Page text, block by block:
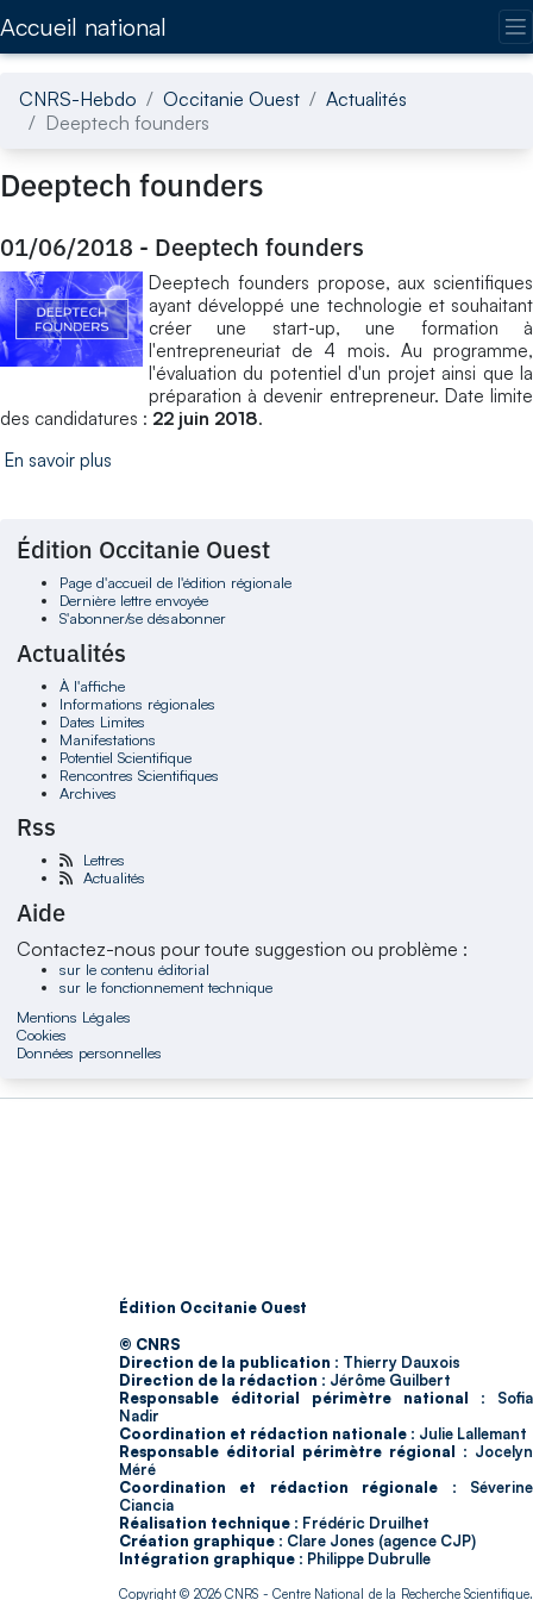
Accueil national
CNRS-Hebdo Occitanie Ouest
Actualités
Deeptech founders
Deeptech founders
01/06/2018 - Deeptech founders
Deeptech founders propose, aux scientifiques
ayant développé une technologie et souhaitant
créer une start-up, une formation à
l'entrepreneuriat de 4 mois. Au programme,
l'évaluation du potentiel d'un projet ainsi que la
préparation à devenir entrepreneur. Date limite
des candidatures : 22 juin 2018.
En savoir plus
Édition Occitanie Ouest
Page d'accueil de l'édition régionale
Dernière lettre envoyée
S'abonner/se désabonner
Actualités
À l'affiche
Informations régionales
Dates Limites
Manifestations
Potentiel Scientifique
Rencontres Scientifiques
Archives
Rss
Lettres
Actualités
Aide
Contactez-nous pour toute suggestion ou problème :
sur le contenu éditorial
sur le fonctionnement technique
Mentions Légales
Cookies
Données personnelles
Édition Occitanie Ouest
© CNRS
Direction de la publication : Thierry Dauxois
Direction de la rédaction : Jérôme Guilbert
Responsable éditorial périmètre national : Sofia
Nadir
Coordination et rédaction nationale : Julie Lallemant
Responsable éditorial périmètre régional : Jocelyn
Méré
Coordination et rédaction régionale : Séverine
Ciancia
Réalisation technique : Frédéric Druilhet
Création graphique : Clare Jones (agence CJP)
Intégration graphique : Philippe Dubrulle
Copyright © 2026CNRS - Centre National de la Recherche Scientifique.